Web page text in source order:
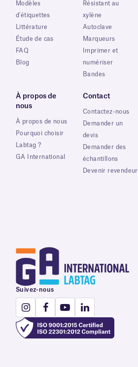
Modèles
d'étiquettes
Littérature
Étude de cas
FAQ
Blog
Résistant au
xylène
Autoclave
Marqueurs
Imprimer et
numériser
Bandes
À propos de
nous
À propos de nous
Pourquoi choisir
Labtag ?
GA International
Contact
Contactez-nous
Demander un
devis
Demander des
échantillons
Devenir revendeur
Suivez-nous